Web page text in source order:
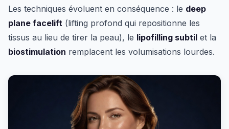
Les techniques évoluent en conséquence : le deep
plane facelift (lifting profond qui repositionne les
tissus au lieu de tirer la peau), le lipofilling subtil et la
biostimulation remplacent les volumisations lourdes.